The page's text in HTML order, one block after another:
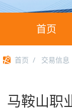
首页
首页 / 交易信息
马鞍山职